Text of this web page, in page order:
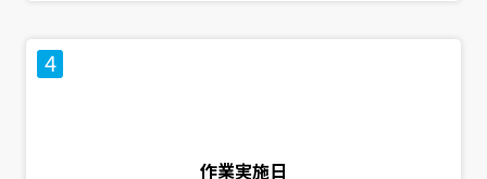
作業実施日